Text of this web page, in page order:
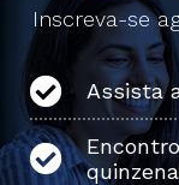
Inscreva-se
Assista